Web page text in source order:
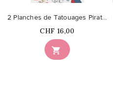

2 Planches de Tatouages Pirates
Prix
CHF 16,00